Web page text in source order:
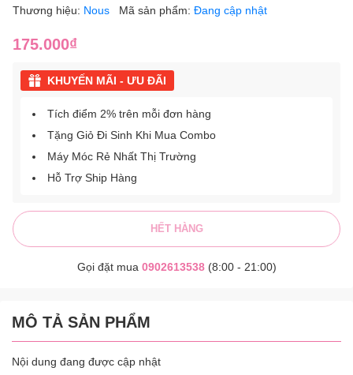
Thương hiệu: Nous Mã sản phẩm: Đang cập nhật
175.000₫
KHUYẾN MÃI - ƯU ĐÃI
Tích điểm 2% trên mỗi đơn hàng
Tặng Giỏ Đi Sinh Khi Mua Combo
Máy Móc Rẻ Nhất Thị Trường
Hỗ Trợ Ship Hàng
HẾT HÀNG
Gọi đặt mua 0902613538(8:00 - 21:00)
MÔ TẢ SẢN PHẨM
Nội dung đang được cập nhật